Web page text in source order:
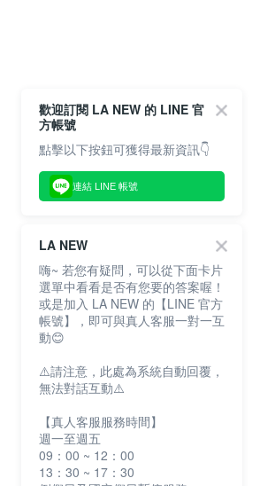
歡迎訂閱 LA NEW 的 LINE 官
方帳號
點擊以下按鈕可獲得最新資訊👇
連結 LINE 帳號
LA NEW
嗨~ 若您有疑問，可以從下面卡片
選單中看看是否有您要的答案喔！
或是加入 LA NEW 的【LINE 官方
帳號】，即可與真人客服一對一互
動😊
⚠️請注意，此處為系統自動回覆，
無法對話互動⚠️
【真人客服服務時間】
週一至週五
09：00 ~ 12：00
13：30 ~ 17：30